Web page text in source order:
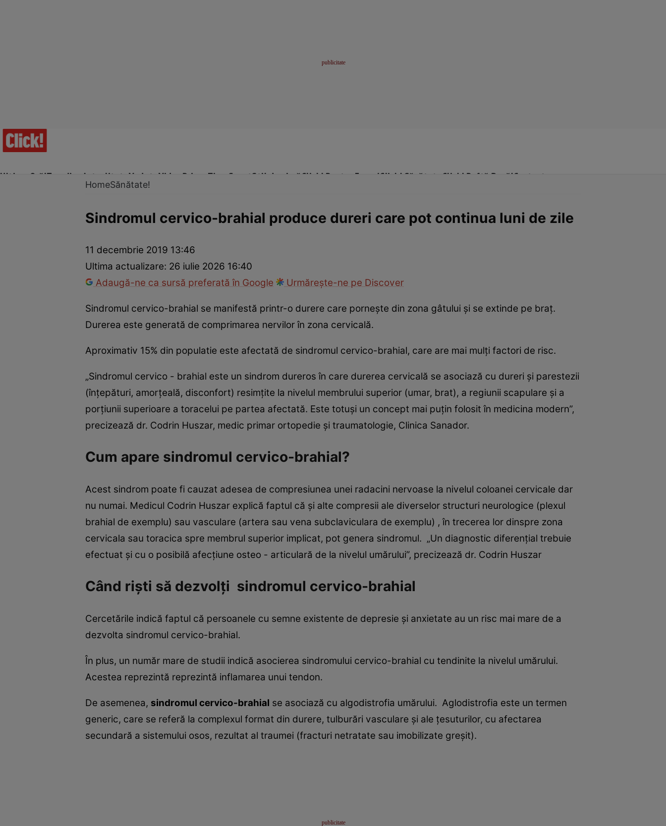
Ultima Oră!Trending Actualitate Vedete Video Prime Time SportStil de viațăClick! Pentru FemeiClick! Sănătate Click! Poftă Bună!Contact
Prevenție și tratamentRemedii naturisteMedicii răspund
HomeSănătate!
Sindromul cervico-brahial produce dureri care pot continua luni de zile
11 decembrie 2019 13:46
Ultima actualizare: 26 iulie 2026 16:40
Adaugă-ne ca sursă preferată în Google
Urmărește-ne pe Discover
Sindromul cervico-brahial se manifestă printr-o durere care porneşte din zona gâtului şi se extinde pe braţ.
Durerea este generată de comprimarea nervilor în zona cervicală.
Aproximativ 15% din populatie este afectată de sindromul cervico-brahial, care are mai mulţi factori de risc.
„Sindromul cervico - brahial este un sindrom dureros în care durerea cervicală se asociază cu dureri şi parestezii
(înţepături, amorţeală, disconfort) resimţite la nivelul membrului superior (umar, brat), a regiunii scapulare şi a
porţiunii superioare a toracelui pe partea afectată. Este totuşi un concept mai puţin folosit în medicina modern”,
precizează dr. Codrin Huszar, medic primar ortopedie şi traumatologie, Clinica Sanador.
Cum apare sindromul cervico-brahial?
Acest sindrom poate fi cauzat adesea de compresiunea unei radacini nervoase la nivelul coloanei cervicale dar
nu numai. Medicul Codrin Huszar explică faptul că şi alte compresii ale diverselor structuri neurologice (plexul
brahial de exemplu) sau vasculare (artera sau vena subclaviculara de exemplu) , în trecerea lor dinspre zona
cervicala sau toracica spre membrul superior implicat, pot genera sindromul. „Un diagnostic diferenţial trebuie
efectuat şi cu o posibilă afecţiune osteo - articulară de la nivelul umărului”, precizează dr. Codrin Huszar
Când rişti să dezvolţi sindromul cervico-brahial
Cercetările indică faptul că persoanele cu semne existente de depresie şi anxietate au un risc mai mare de a
dezvolta sindromul cervico-brahial.
În plus, un număr mare de studii indică asocierea sindromului cervico-brahial cu tendinite la nivelul umărului.
Acestea reprezintă reprezintă inflamarea unui tendon.
De asemenea, sindromul cervico-brahial se asociază cu algodistrofia umărului. Aglodistrofia este un termen
generic, care se referă la complexul format din durere, tulburări vasculare şi ale ţesuturilor, cu afectarea
secundară a sistemului osos, rezultat al traumei (fracturi netratate sau imobilizate greşit).